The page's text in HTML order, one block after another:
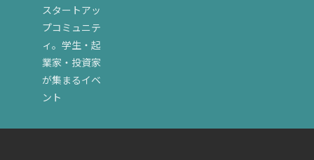
スタートアッ
プコミュニテ
ィ。学生・起
業家・投資家
が集まるイベ
ント